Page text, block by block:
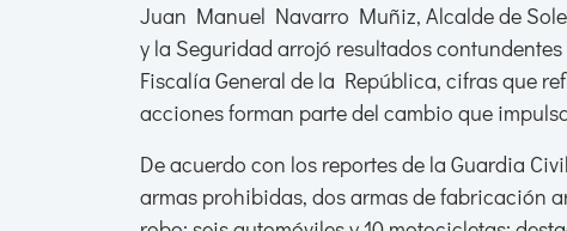
Juan Manuel Navarro Muñiz, Alcalde de
y la Seguridad arrojó resultados
Fiscalía General de la República, cifras que
acciones forman parte del cambio que
De acuerdo con los reportes de la Guardia
armas prohibidas, dos armas de fabricación